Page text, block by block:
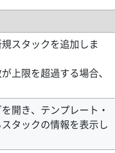
スタックを追加しま
上限を超過する場合、
開き、テンプレート・
タックの情報を表示し